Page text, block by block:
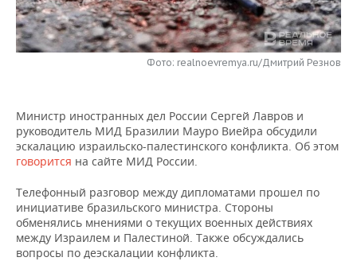
НЕФТЕХИМИЯ
НЕФТЬ
ЭНЕРГЕТИКА
РОЗНИЧНАЯ ТОРГОВЛЯ
НОВОСТИ ТЕХНОЛОГИЙ
ТЕЛЕКОММУНИКАЦИИ
МЕРОПРИЯТИЯ
НОВОСТИ МЕРОПРИЯТИЙ
БИЗНЕС-БРАНЧИ
ОТКРЫТАЯ ЛЕКЦИЯ
ФУТБОЛ
БАСКЕТБОЛ
ВОЛЕЙБОЛ
НОВОСТИ ОБЩЕСТВА
ИНФРАСТРУКТУРА
ИСТОРИЯ
ФОТОГАЛЕРЕЯ
СПРАВОЧНИК
СПИСОК ПЕРСОН
ПОЛНАЯ ВЕРСИЯ
Фото: realnoevremya.ru/Дмитрий Резнов
Министр иностранных дел России Сергей Лавров и
руководитель МИД Бразилии Мауро Виейра обсудили
эскалацию израильско-палестинского конфликта. Об этом
говорится на сайте МИД России.
Телефонный разговор между дипломатами прошел по
инициативе бразильского министра. Стороны
обменялись мнениями о текущих военных действиях
между Израилем и Палестиной. Также обсуждались
вопросы по деэскалации конфликта.